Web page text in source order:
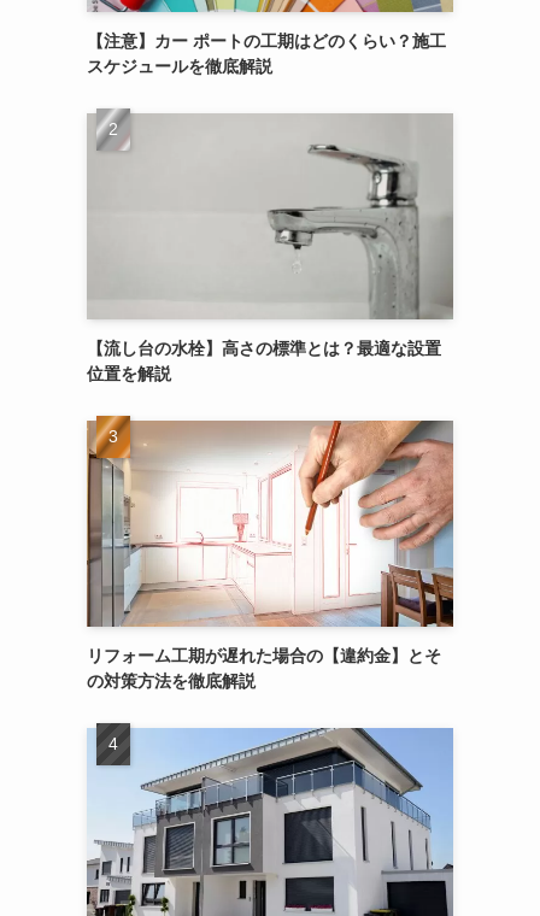
【注意】カー ポートの工期はどのくらい？施工
スケジュールを徹底解説
【流し台の水栓】高さの標準とは？最適な設置
位置を解説
リフォーム工期が遅れた場合の【違約金】とそ
の対策方法を徹底解説